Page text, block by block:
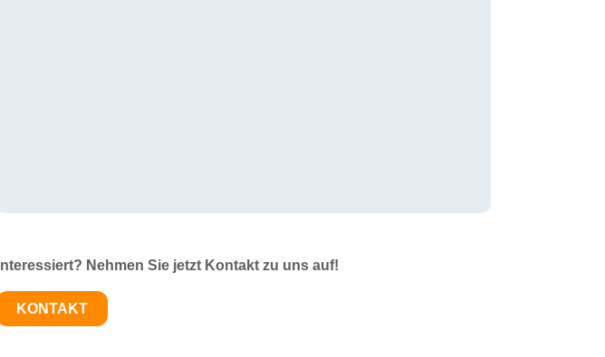
Interessiert? Nehmen Sie jetzt Kontakt zu uns auf!
KONTAKT